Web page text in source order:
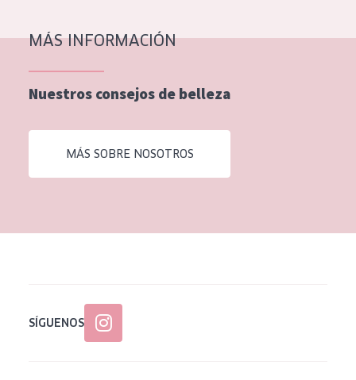
Piel expuesta al sol
Piel menopáusica
Todas las edades
Edad: de 35 a 55
MÁS INFORMACIÓN
Nuestros consejos de belleza
MÁS SOBRE NOSOTROS
SÍGUENOS